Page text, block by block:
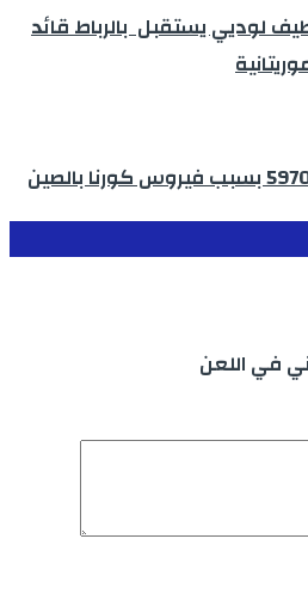
لوديي يستقبل بالرباط قائد
في اللعن